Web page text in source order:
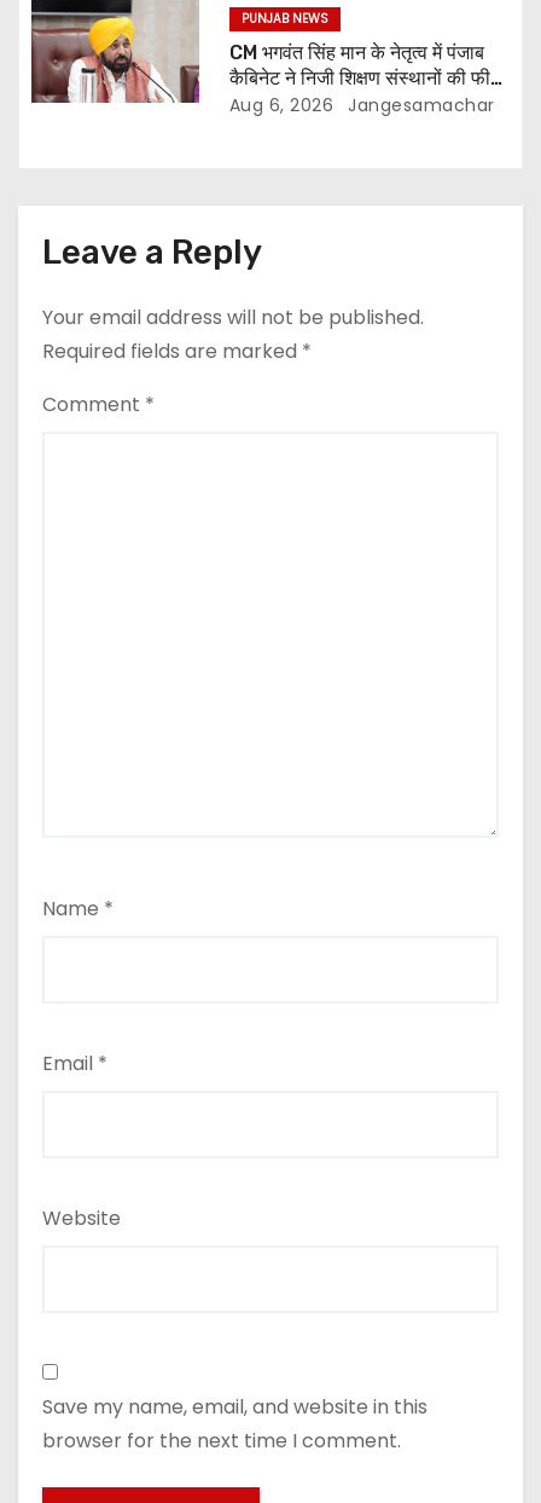
PUNJAB NEWS
CM भगवंत सिंह मान के नेतृत्व में पंजाब
कैबिनेट ने निजी शिक्षण संस्थानों की फीस
नियमन (संशोधन) विधेयक-2026 को
Aug 6, 2026 Jangesamachar
Leave a Reply
Your email address will not be published.
Required fields are marked *
Comment *
Name *
Email *
Website
Save my name, email, and website in this
browser for the next time I comment.